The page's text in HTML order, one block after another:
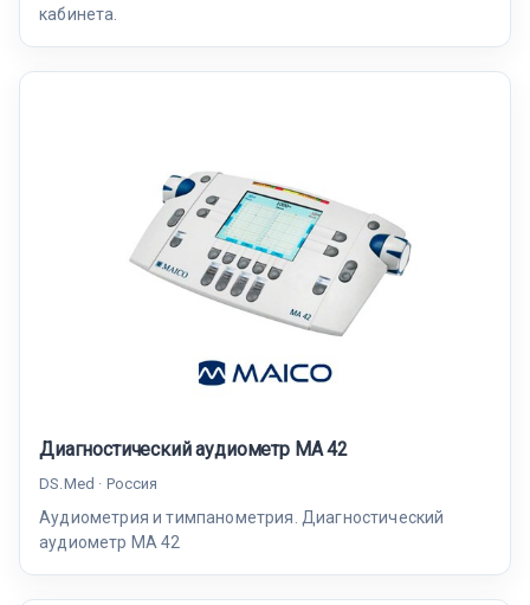
кабинета.
Диагностический аудиометр MA 42
DS.Med · Россия
Аудиометрия и тимпанометрия. Диагностический
аудиометр MA 42